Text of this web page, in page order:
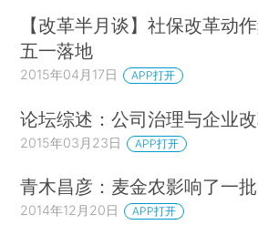
【改革半月谈】社保改革动
五一落地
2015年04月17日 APP打开
论坛综述：公司治理与企业
2015年03月23日 APP打开
青木昌彦：麦金农影响了一
2014年12月20日 APP打开